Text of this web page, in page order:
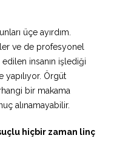
üçe ayırdım.
ve de profesyonel
insanın işlediği
yapılıyor. Örgüt
bir makama
alınamayabilir.
hiçbir zaman linç